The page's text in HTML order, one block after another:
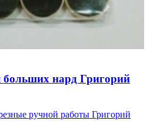
нард Григорий
ручной работы Григорий